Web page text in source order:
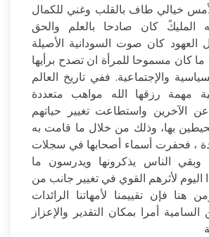
خيالي طاف بالقلب وغني للكمال
كان صادحا بالعلم والحق
كان صوت السودانية الأصيلة
كان مسموحا للمرأة ان تصدح برأيها
والإجتماعية. ففي تاريخ العالم
مهمة رزقها الله مواهب متعددة
الآخرين واستطاعت تغيير حياتهم
بها، وذلك من خلال ما قامت به
، فحفرت أسماء أصحابها في سجلات
وبقي الناس يذكرونها ويدرسون ما
لأثرهم القوي في تغيير جانب من
هنا فإن تقييمنا لأمهاتنا الرائدات
أمرا بمكان التقدير والإعزاز